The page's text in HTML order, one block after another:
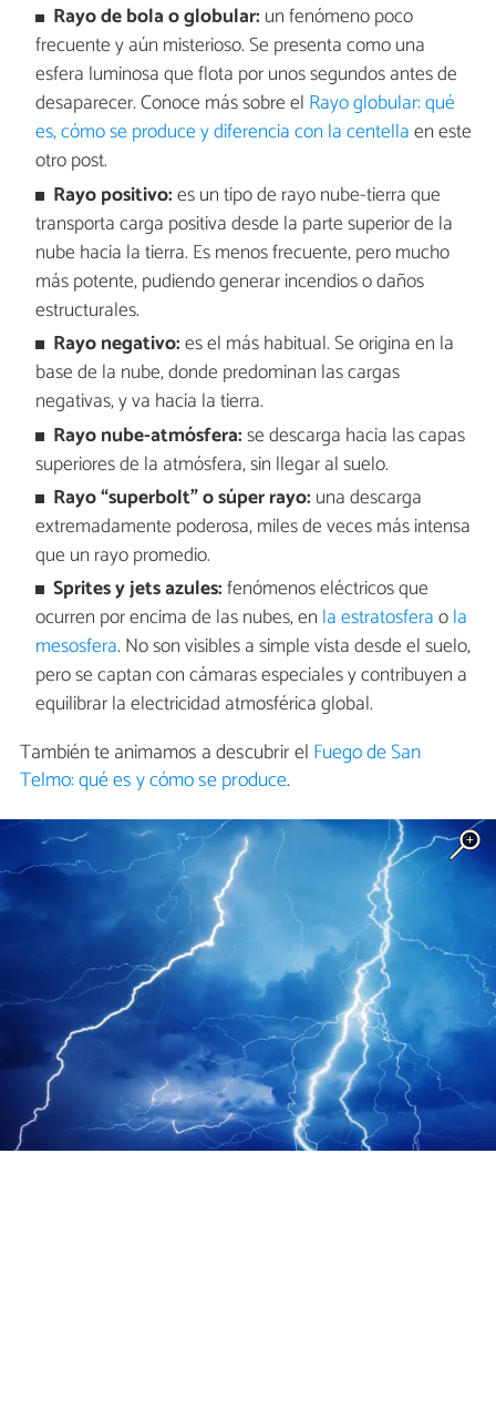
Rayo de bola o globular: un fenómeno poco
frecuente y aún misterioso. Se presenta como una
esfera luminosa que flota por unos segundos antes de
desaparecer. Conoce más sobre el Rayo globular: qué
es, cómo se produce y diferencia con la centellaen este
otro post.
Rayo positivo:es un tipo de rayo nube-tierra que
transporta carga positiva desde la parte superior de la
nube hacia la tierra. Es menos frecuente, pero mucho
más potente, pudiendo generar incendios o daños
estructurales.
Rayo negativo:es el más habitual. Se origina en la
base de la nube, donde predominan las cargas
negativas, y va hacia la tierra.
Rayo nube-atmósfera:se descarga hacia las capas
superiores de la atmósfera, sin llegar al suelo.
Rayo “superbolt” o súper rayo: una descarga
extremadamente poderosa, miles de veces más intensa
que un rayo promedio.
Sprites y jets azules:fenómenos eléctricos que
ocurren por encima de las nubes, en la estratosferaola
mesosfera. No son visibles a simple vista desde el suelo,
pero se captan con cámaras especiales y contribuyen a
equilibrar la electricidad atmosférica global.
También te animamos a descubrir el Fuego de San
Telmo: qué es y cómo se produce.